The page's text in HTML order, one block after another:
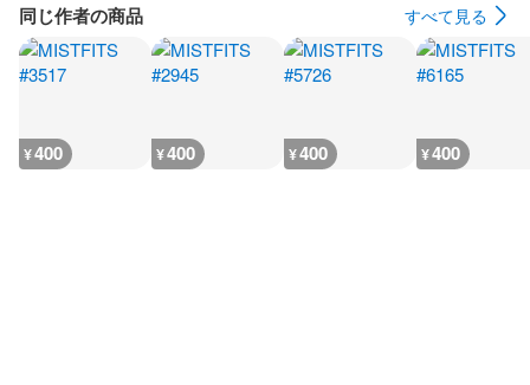
同じ作者の商品 すべて見る
¥400 ¥400 ¥400 ¥400